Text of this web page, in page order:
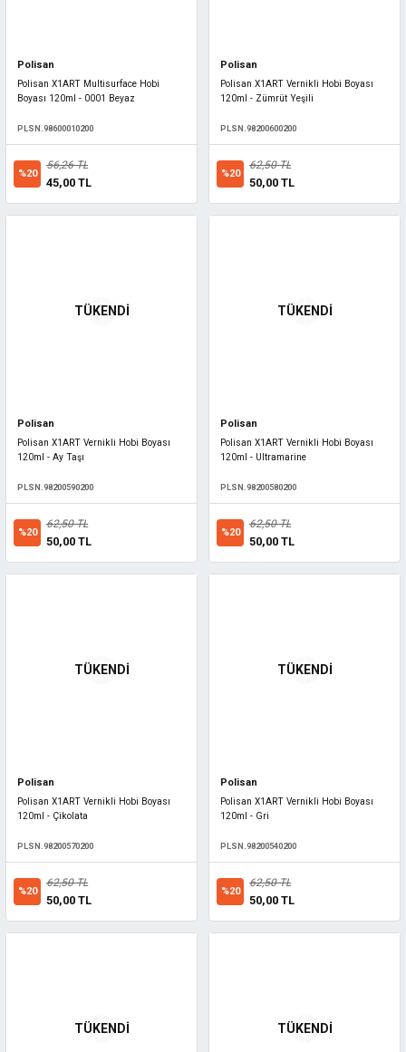
Polisan
Polisan X1ART Multisurface Hobi
Boyası 120ml - 0001 Beyaz
PLSN.98600010200
%20
56,26 TL
45,00 TL
Polisan
Polisan X1ART Vernikli Hobi Boyası
120ml - Zümrüt Yeşili
PLSN.98200600200
%20
62,50 TL
50,00 TL
TÜKENDİ
Polisan
Polisan X1ART Vernikli Hobi Boyası
120ml - Ay Taşı
PLSN.98200590200
%20
62,50 TL
50,00 TL
TÜKENDİ
Polisan
Polisan X1ART Vernikli Hobi Boyası
120ml - Ultramarine
PLSN.98200580200
%20
62,50 TL
50,00 TL
TÜKENDİ
Polisan
Polisan X1ART Vernikli Hobi Boyası
120ml - Çikolata
PLSN.98200570200
%20
62,50 TL
50,00 TL
TÜKENDİ
Polisan
Polisan X1ART Vernikli Hobi Boyası
120ml - Gri
PLSN.98200540200
%20
62,50 TL
50,00 TL
TÜKENDİ TÜKENDİ